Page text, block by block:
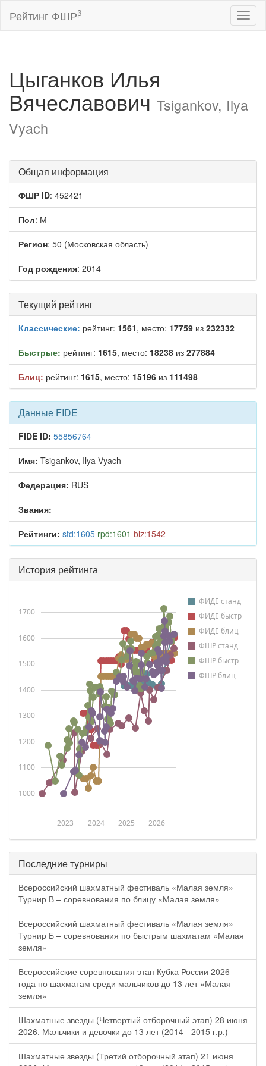
Рейтинг ФШРβ
Цыганков Илья
Вячеславович Tsigankov, Ilya
Vyach
Общая информация
ФШР ID: 452421
Пол: М
Регион: 50 (Московская область)
Год рождения: 2014
Текущий рейтинг
Классические: рейтинг: 1561, место: 17759 из 232332
Быстрые: рейтинг: 1615, место: 18238 из 277884
Блиц: рейтинг: 1615, место: 15196 из 111498
Данные FIDE
FIDE ID: 55856764
Имя: Tsigankov, Ilya Vyach
Федерация: RUS
Звания:
Рейтинги: std:1605 rpd:1601 blz:1542
История рейтинга
ФИДЕ станд
ФИДЕ быстр
ФИДЕ блиц
ФШР станд
ФШР быстр
ФШР блиц
2023 2024 2025 2026
1000
1100
1200
1300
1400
1500
1600
1700
Последние турниры
Всероссийский шахматный фестиваль «Малая земля»
Турнир В – соревнования по блицу «Малая земля»
Всероссийский шахматный фестиваль «Малая земля»
Турнир Б – соревнования по быстрым шахматам «Малая
земля»
Всероссийские соревнования этап Кубка России 2026
года по шахматам среди мальчиков до 13 лет «Малая
земля»
Шахматные звезды (Четвертый отборочный этап) 28 июня
2026. Мальчики и девочки до 13 лет (2014 - 2015 г.р.)
Шахматные звезды (Третий отборочный этап) 21 июня